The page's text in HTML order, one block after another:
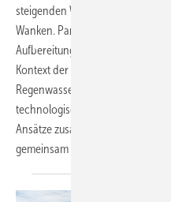
steigenden Wasserbedarf zeigt:
Wanken. Parallel dazu steigt der
Aufbereitung und Verteilung des
Kontext der Energiewende
Regenwassernutzung hier eine
technologische Entwicklungen,
Ansätze zusammenwirken
gemeinsam nachhaltig zu